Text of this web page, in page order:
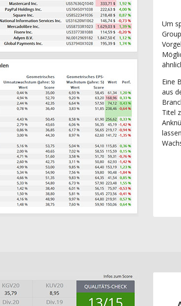
Um
Eine
aus
Titel